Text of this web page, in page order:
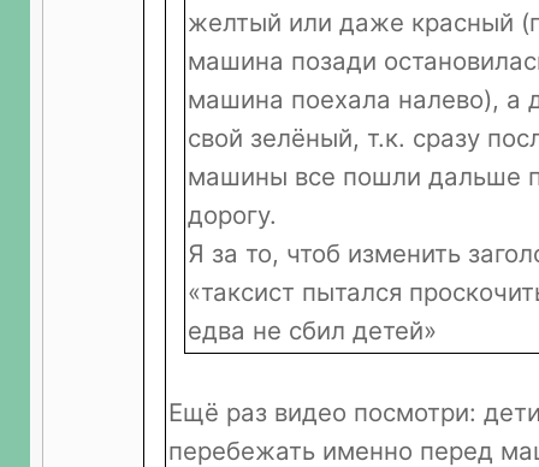
желтый или даже красный
машина позади
машина поехала налево), а
свой зелёный, т.к. сразу
машины все пошли дальше
дорогу.
Я за то, чтоб изменить
«таксист пытался
едва не сбил детей»
Ещё раз видео посмотри: дети
перебежать именно перед